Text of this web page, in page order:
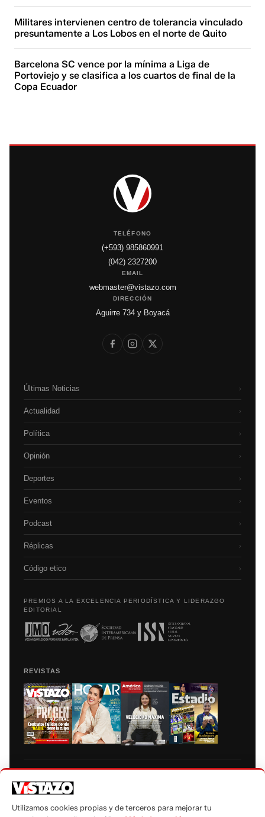
Militares intervienen centro de tolerancia vinculado
presuntamente a Los Lobos en el norte de Quito
Barcelona SC vence por la mínima a Liga de
Portoviejo y se clasifica a los cuartos de final de la
Copa Ecuador
TELÉFONO
(+593) 985860991
(042) 2327200
EMAIL
webmaster@vistazo.com
DIRECCIÓN
Aguirre 734 y Boyacá
Últimas Noticias ›
Actualidad ›
Política ›
Opinión ›
Deportes ›
Eventos ›
Podcast ›
Réplicas ›
Código etico ›
PREMIOS A LA EXCELENCIA PERIODÍSTICA Y LIDERAZGO
EDITORIAL
REVISTAS
autorización escrita de su titular, de todos los contenidos de Vistazo.com.
Utilizamos cookies propias y de terceros para mejorar tu